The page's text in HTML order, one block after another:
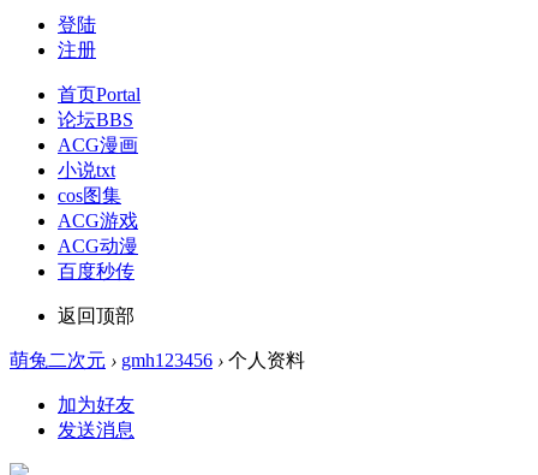
登陆
注册
首页Portal
论坛BBS
ACG漫画
小说txt
cos图集
ACG游戏
ACG动漫
百度秒传
返回顶部
萌兔二次元 › gmh123456 › 个人资料
加为好友
发送消息